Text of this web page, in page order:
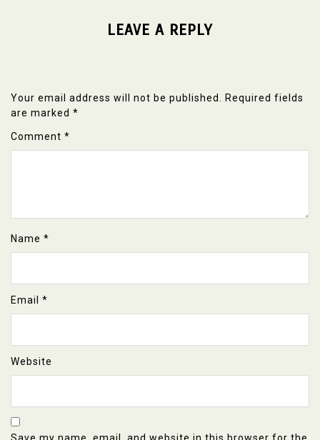
LEAVE A REPLY
Your email address will not be published.
Required fields
are marked *
Comment *
Name *
Email *
Website
Save my name, email, and website in this browser for the